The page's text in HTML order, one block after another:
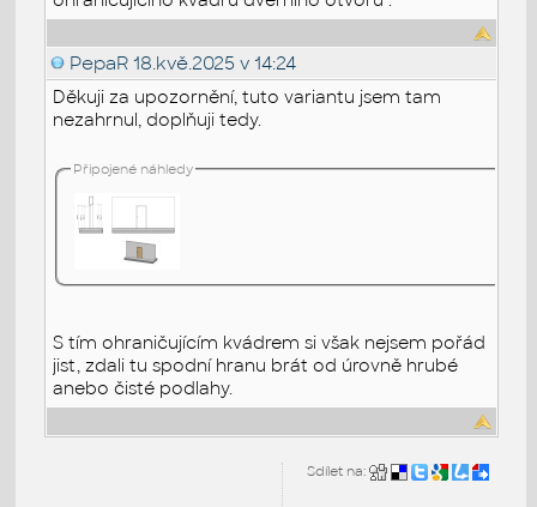
PepaR 18.kvě.2025 v 14:24
Děkuji za upozornění, tuto variantu jsem tam
nezahrnul, doplňuji tedy.
Připojené náhledy
S tím ohraničujícím kvádrem si však nejsem pořád
jist, zdali tu spodní hranu brát od úrovně hrubé
anebo čisté podlahy.
Sdílet na: